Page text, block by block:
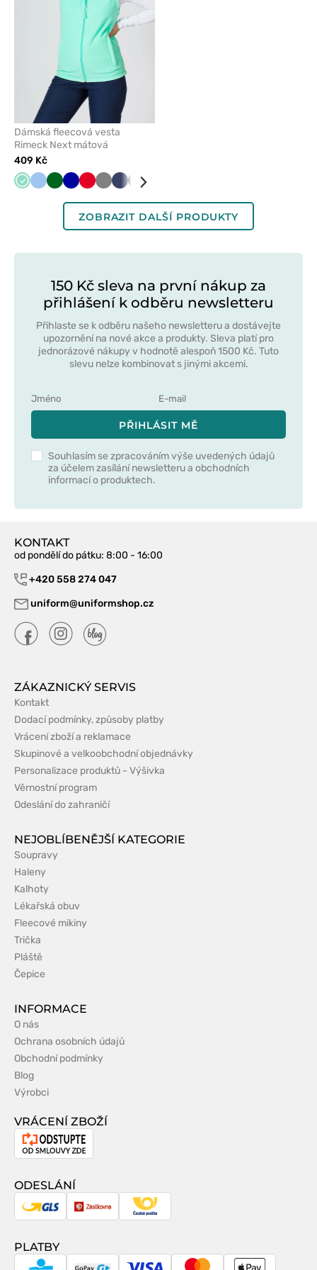
Dámská fleecová vesta
Rimeck Next mátová
409 Kč
MátováModráTmavěTmavěČervenáŠedáNámořnická
Černá
ZOBRAZIT DALŠÍ PRODUKTY
150 Kč sleva na první nákup za
přihlášení k odběru newsletteru
Přihlaste se k odběru našeho newsletteru a dostávejte
upozornění na nové akce a produkty. Sleva platí pro
jednorázové nákupy v hodnotě alespoň 1500 Kč. Tuto
slevu nelze kombinovat s jinými akcemi.
PŘIHLÁSIT MĚ
Souhlasím se zpracováním výše uvedených údajů
za účelem zasílání newsletteru a obchodních
informací o produktech.
KONTAKT
od pondělí do pátku: 8:00 - 16:00
+420 558 274 047
uniform@uniformshop.cz
ZÁKAZNICKÝ SERVIS
Kontakt
Dodací podmínky, způsoby platby
Vrácení zboží a reklamace
Skupinové a velkoobchodní objednávky
Personalizace produktů - Výšivka
Věrnostní program
Odeslání do zahraničí
NEJOBLÍBENĚJŠÍ KATEGORIE
Soupravy
Haleny
Kalhoty
Lékařská obuv
Fleecové mikiny
Trička
Pláště
Čepice
INFORMACE
O nás
Ochrana osobních údajů
Obchodní podmínky
Blog
Výrobci
VRÁCENÍ ZBOŽÍ
Odstoupení
smlouvy
ODESLÁNÍ
GLS ZásilkovnaČeská
PLATBY